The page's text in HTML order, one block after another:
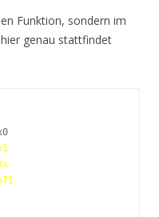
Funktion, sondern im
genau stattfindet